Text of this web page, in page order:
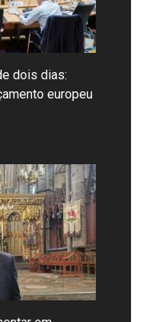
dois dias:
europeu